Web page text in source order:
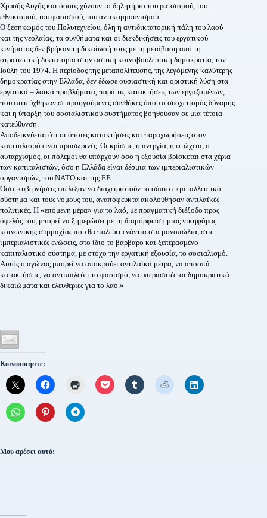
Χρυσής Αυγής και όσους χύνουν το δηλητήριο του ρατσισμού, του
εθνικισμού, του φασισμού, του αντικομμουνισμού.
Ο ξεσηκωμός του Πολυτεχνείου, όλη η αντιδικτατορική πάλη του λαού
και της νεολαίας, τα συνθήματα και οι διεκδικήσεις του εργατικού
κινήματος δεν βρήκαν τη δικαίωσή τους με τη μετάβαση από τη
στρατιωτική δικτατορία στην αστική κοινοβουλευτική δημοκρατία, τον
Ιούλη του 1974. Η περίοδος της μεταπολίτευσης, της λεγόμενης καλύτερης
δημοκρατίας στην Ελλάδα, δεν έδωσε ουσιαστική και οριστική λύση στα
εργατικά – λαϊκά προβλήματα, παρά τις κατακτήσεις των εργαζομένων,
που επιτεύχθηκαν σε προηγούμενες συνθήκες όπου ο συσχετισμός δύναμης
και η ύπαρξη του σοσιαλιστικού συστήματος βοηθούσαν σε μια τέτοια
κατεύθυνση.
Αποδεικνύεται ότι οι όποιες κατακτήσεις και παραχωρήσεις στον
καπιταλισμό είναι προσωρινές. Οι κρίσεις, η ανεργία, η φτώχεια, ο
αυταρχισμός, οι πόλεμοι θα υπάρχουν όσο η εξουσία βρίσκεται στα χέρια
των καπιταλιστών, όσο η Ελλάδα είναι δέσμια των ιμπεριαλιστικών
οργανισμών, του ΝΑΤΟ και της ΕΕ.
Όσες κυβερνήσεις επέλεξαν να διαχειριστούν το σάπιο εκμεταλλευτικό
σύστημα και τους νόμους του, αναπόφευκτα ακολούθησαν αντιλαϊκές
πολιτικές. Η «επόμενη μέρα» για το λαό, με πραγματική διέξοδο προς
όφελός του, μπορεί να ξημερώσει με τη διαμόρφωση μιας νικηφόρας
κοινωνικής συμμαχίας που θα παλεύει ενάντια στα μονοπώλια, στις
ιμπεριαλιστικές ενώσεις, στο ίδιο το βάρβαρο και ξεπερασμένο
καπιταλιστικό σύστημα, με στόχο την εργατική εξουσία, το σοσιαλισμό.
Αυτός ο αγώνας μπορεί να αποκρούει αντιλαϊκά μέτρα, να αποσπά
κατακτήσεις, να αντιπαλεύει το φασισμό, να υπερασπίζεται δημοκρατικά
δικαιώματα και ελευθερίες για το λαό.»
Κοινοποιήστε:
Μου αρέσει αυτό: